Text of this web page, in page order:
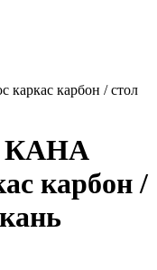
карбон / стол
КАНА
карбон /